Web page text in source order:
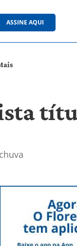
ASSINE AQUI